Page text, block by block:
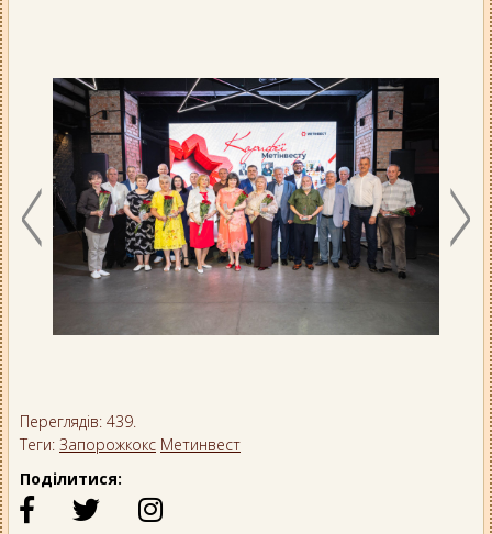
Переглядів: 439.
Теги: Запорожкокс Метинвест
Поділитися: